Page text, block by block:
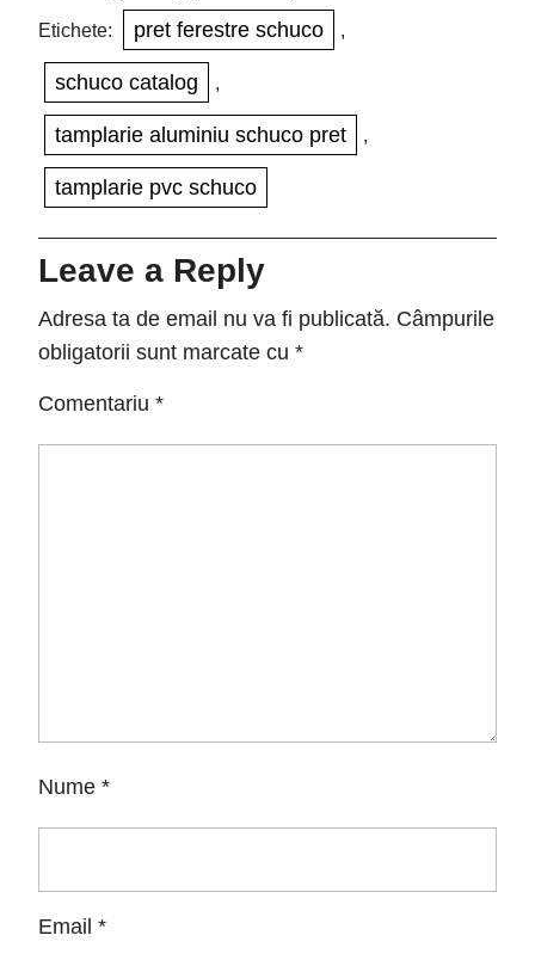
Etichete: pret ferestre schuco ,
schuco catalog ,
tamplarie aluminiu schuco pret ,
tamplarie pvc schuco
Leave a Reply
Adresa ta de email nu va fi publicată. Câmpurile
obligatorii sunt marcate cu *
Comentariu *
Nume *
Email *